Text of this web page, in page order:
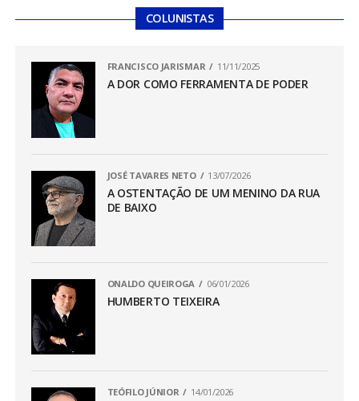
COLUNISTAS
FRANCISCO JARISMAR 11/11/2025
A DOR COMO FERRAMENTA DE PODER
JOSÉ TAVARES NETO 13/07/2026
A OSTENTAÇÃO DE UM MENINO DA RUA
DE BAIXO
ONALDO QUEIROGA 06/01/2026
HUMBERTO TEIXEIRA
TEÓFILO JÚNIOR 14/01/2026